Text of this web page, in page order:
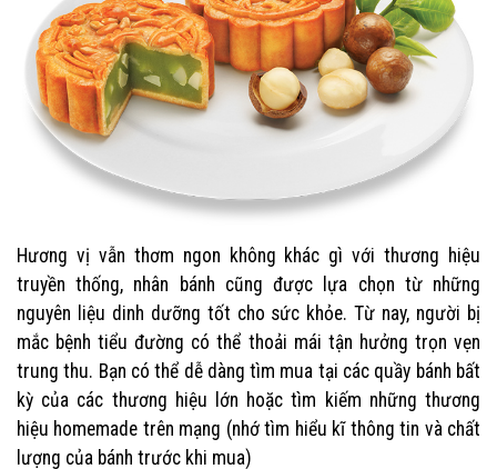
Hương vị vẫn thơm ngon không khác gì với thương hiệu
truyền thống, nhân bánh cũng được lựa chọn từ những
nguyên liệu dinh dưỡng tốt cho sức khỏe. Từ nay, người bị
mắc bệnh tiểu đường có thể thoải mái tận hưởng trọn vẹn
trung thu. Bạn có thể dễ dàng tìm mua tại các quầy bánh bất
kỳ của các thương hiệu lớn hoặc tìm kiếm những thương
hiệu homemade trên mạng (nhớ tìm hiểu kĩ thông tin và chất
lượng của bánh trước khi mua)